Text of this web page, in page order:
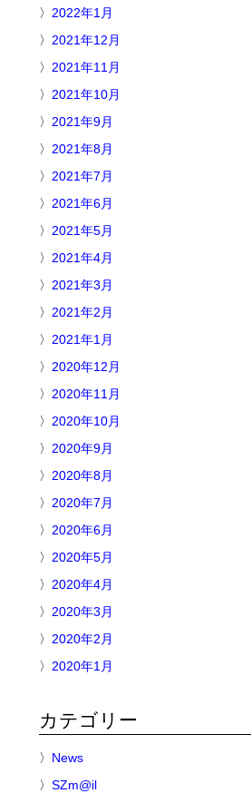
2022年1月
2021年12月
2021年11月
2021年10月
2021年9月
2021年8月
2021年7月
2021年6月
2021年5月
2021年4月
2021年3月
2021年2月
2021年1月
2020年12月
2020年11月
2020年10月
2020年9月
2020年8月
2020年7月
2020年6月
2020年5月
2020年4月
2020年3月
2020年2月
2020年1月
カテゴリー
News
SZm@il